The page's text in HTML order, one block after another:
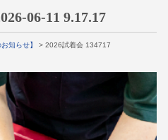
06-11 9.17.17
知らせ】 > 2026試着会 134717